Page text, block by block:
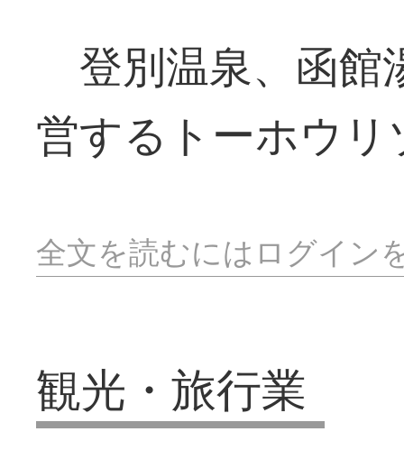
登別温泉、函館
営するトーホウ
全文を読むにはログイン
観光・旅行業